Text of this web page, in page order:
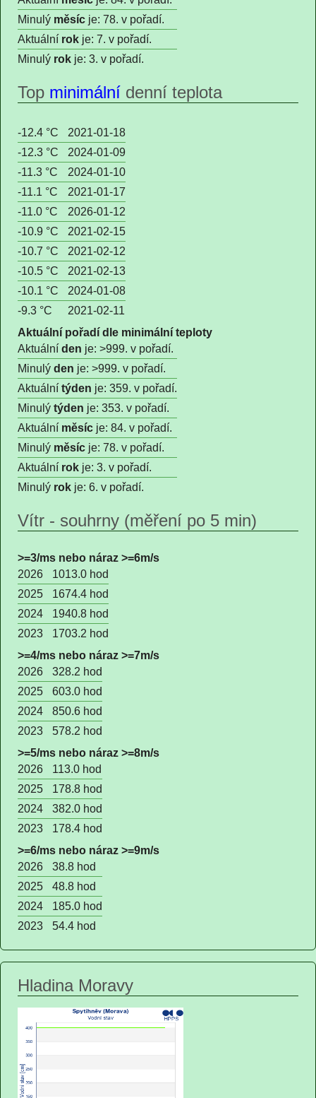
Minulý měsíc je: 78. v pořadí.
Aktuální rok je: 7. v pořadí.
Minulý rok je: 3. v pořadí.
Top minimální denní teplota
-12.4 °C
2021-01-18
-12.3 °C
2024-01-09
-11.3 °C
2024-01-10
-11.1 °C
2021-01-17
-11.0 °C
2026-01-12
-10.9 °C
2021-02-15
-10.7 °C
2021-02-12
-10.5 °C
2021-02-13
-10.1 °C
2024-01-08
-9.3 °C
2021-02-11
Aktuální pořadí dle minimální teploty
Aktuální den je: >999. v pořadí.
Minulý den je: >999. v pořadí.
Aktuální týden je: 359. v pořadí.
Minulý týden je: 353. v pořadí.
Aktuální měsíc je: 84. v pořadí.
Minulý měsíc je: 78. v pořadí.
Aktuální rok je: 3. v pořadí.
Minulý rok je: 6. v pořadí.
Vítr - souhrny (měření po 5 min)
>=3/ms nebo náraz >=6m/s
2026
1013.0 hod
2025
1674.4 hod
2024
1940.8 hod
2023
1703.2 hod
>=4/ms nebo náraz >=7m/s
2026
328.2 hod
2025
603.0 hod
2024
850.6 hod
2023
578.2 hod
>=5/ms nebo náraz >=8m/s
2026
113.0 hod
2025
178.8 hod
2024
382.0 hod
2023
178.4 hod
>=6/ms nebo náraz >=9m/s
2026
38.8 hod
2025
48.8 hod
2024
185.0 hod
2023
54.4 hod
Hladina Moravy